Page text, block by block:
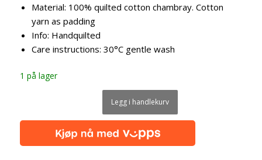
Material: 100% quilted cotton chambray. Cotton
yarn as padding
Info: Handquilted
Care instructions: 30°C gentle wash
1 på lager
Legg i handlekurv